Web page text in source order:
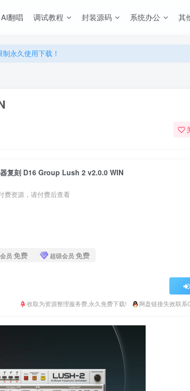
翻唱 调试教程 封装源码 系统办公 其
制永久使用下载！
永久使用下载！
复刻 D16 Group Lush 2 v2.0.0 WIN
费资源，请付费后查看
员 免费 超级会员 免费
收取为资源整理服务费,永久免费下载! 网盘链接失效联